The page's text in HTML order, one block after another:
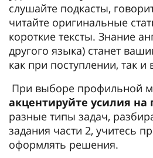
слушайте подкасты,
читайте оригинальные
короткие тексты. Знание
другого языка) станет
как при поступлении, так
При выборе профильной
акцентируйте усилия на
разные типы задач,
задания части 2, учитесь
оформлять решения.